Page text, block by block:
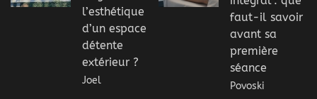
l’esthétique
d’un espace
détente
extérieur ?
Joel
faut-il savoir
avant sa
première
séance
Povoski